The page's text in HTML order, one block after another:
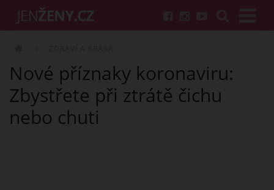
Nové příznaky koronaviru:
Zbystřete při ztrátě čichu
nebo chuti